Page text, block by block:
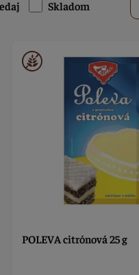
Skladom
POLEVA citrónová 25 g